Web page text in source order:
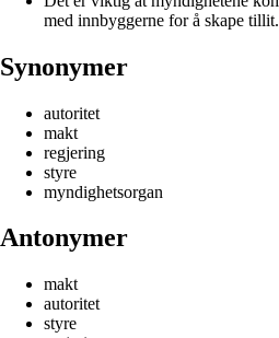
med innbyggerne for å skape tillit.
Synonymer
autoritet
makt
regjering
styre
myndighetsorgan
Antonymer
makt
autoritet
styre